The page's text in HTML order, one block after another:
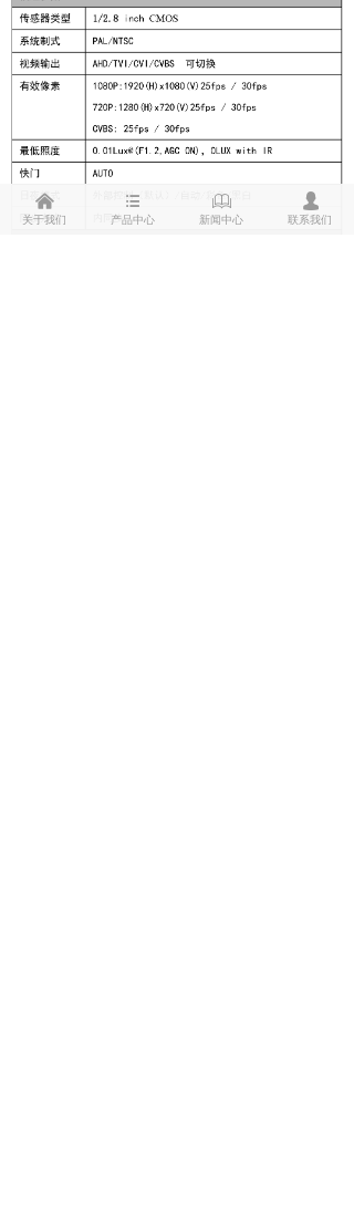
낀
关于我们
뀑
产品中心
ꁡ
新闻中心
넙
联系我们